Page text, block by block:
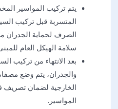
يتم تركيب المواسير
المتسربة قبل تركيب
الصرف لحماية الجدران
سلامة الهيكل العام
بعد الانتهاء من تركيب
والجدران، يتم وضع
الخارجية لضمان تصريف
المواسير.